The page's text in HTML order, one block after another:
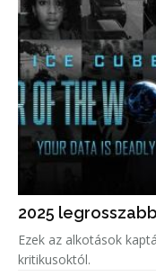
2025
Ezek az alkotások
kritikusoktól.